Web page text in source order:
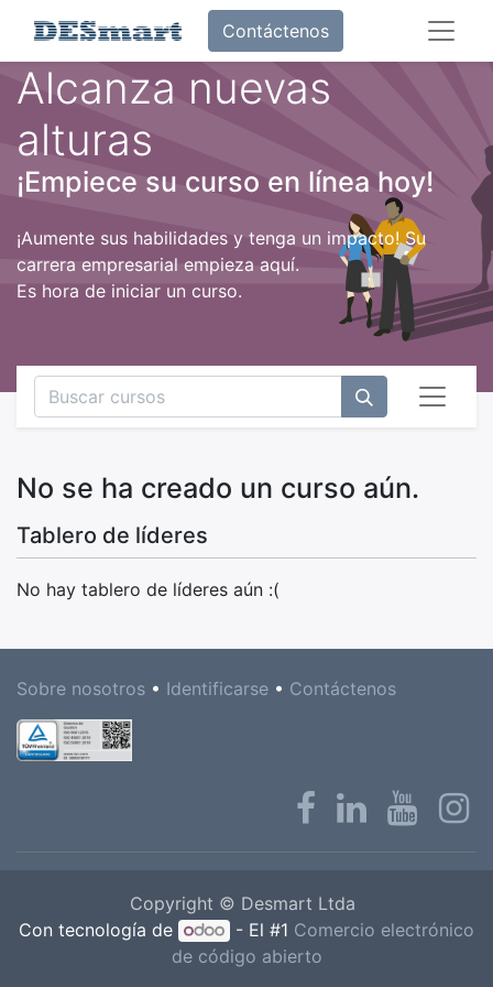
Contáctenos
Alcanza nuevas
alturas
¡Empiece su curso en línea hoy!
¡Aumente sus habilidades y tenga un impacto! Su
carrera empresarial empieza aquí.
Es hora de iniciar un curso.
Tablero de líderes
No hay tablero de líderes aún :(
No se ha creado un curso aún.
Sobre nosotros • Identificarse • Contáctenos
Copyright © Desmart Ltda
Con tecnología de
- El #1 Comercio electrónico
de código abierto